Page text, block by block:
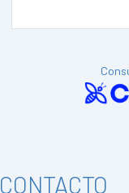
CONTACTO